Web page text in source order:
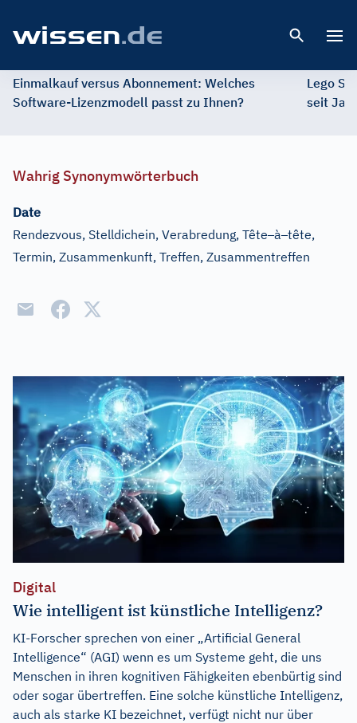
Einmalkauf versus Abonnement: Welches
Software-Lizenzmodell passt zu Ihnen?
Lego
seit
Wahrig Synonymwörterbuch
Date
Rendezvous, Stelldichein, Verabredung, Tête–à–tête,
Termin, Zusammenkunft, Treffen, Zusammentreffen
Digital
Wie intelligent ist künstliche Intelligenz?
KI-Forscher sprechen von einer „Artificial General
Intelligence“ (AGI) wenn es um Systeme geht, die uns
Menschen in ihren kognitiven Fähigkeiten ebenbürtig sind
oder sogar übertreffen. Eine solche künstliche Intelligenz,
auch als starke KI bezeichnet, verfügt nicht nur über